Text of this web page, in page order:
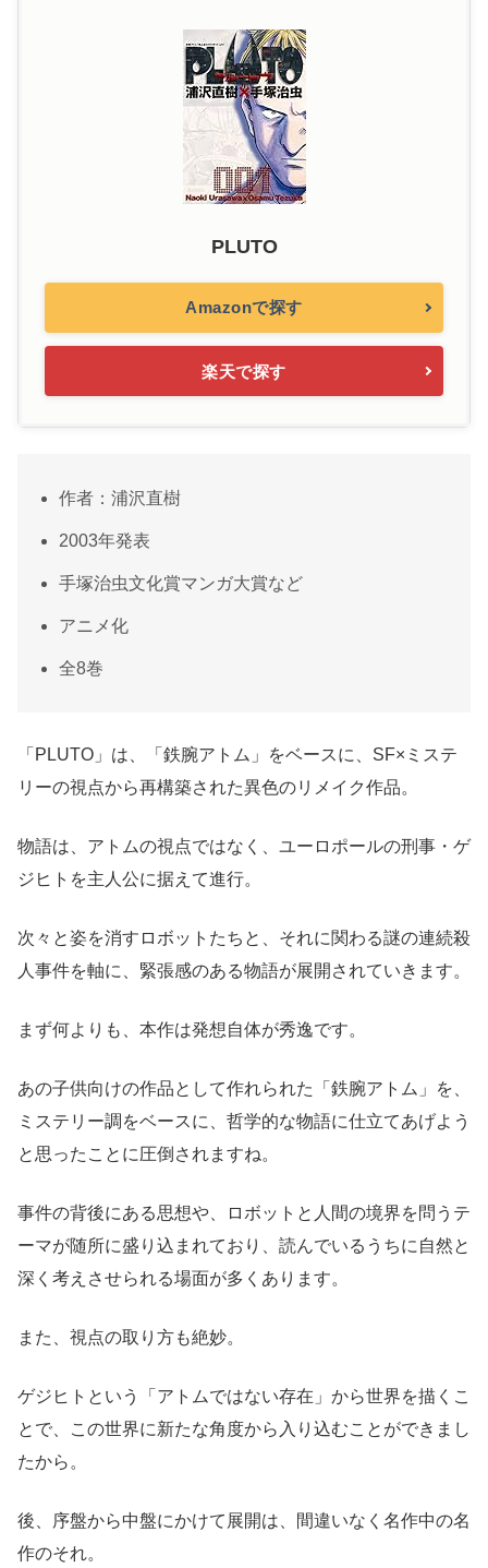
PLUTO
Amazonで探す
楽天で探す
作者：浦沢直樹
2003年発表
手塚治虫文化賞マンガ大賞など
アニメ化
全8巻
「PLUTO」は、「鉄腕アトム」をベースに、SF×ミステ
リーの視点から再構築された異色のリメイク作品。
物語は、アトムの視点ではなく、ユーロポールの刑事・ゲ
ジヒトを主人公に据えて進行。
次々と姿を消すロボットたちと、それに関わる謎の連続殺
人事件を軸に、緊張感のある物語が展開されていきます。
まず何よりも、本作は発想自体が秀逸です。
あの子供向けの作品として作れられた「鉄腕アトム」を、
ミステリー調をベースに、哲学的な物語に仕立てあげよう
と思ったことに圧倒されますね。
事件の背後にある思想や、ロボットと人間の境界を問うテ
ーマが随所に盛り込まれており、読んでいるうちに自然と
深く考えさせられる場面が多くあります。
また、視点の取り方も絶妙。
ゲジヒトという「アトムではない存在」から世界を描くこ
とで、この世界に新たな角度から入り込むことができまし
たから。
後、序盤から中盤にかけて展開は、間違いなく名作中の名
作のそれ。